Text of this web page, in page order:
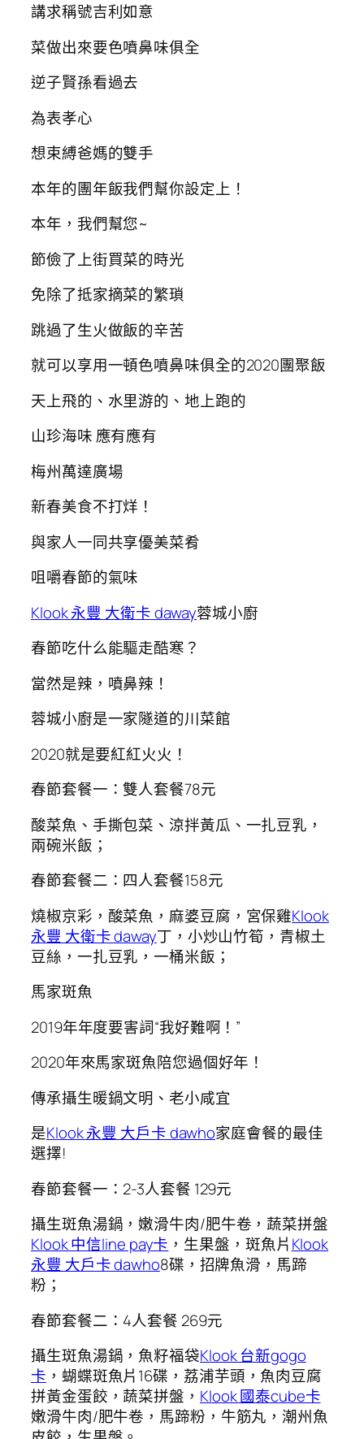
講求稱號吉利如意
菜做出來要色噴鼻味俱全
逆子賢孫看過去
為表孝心
想束縛爸媽的雙手
本年的團年飯我們幫你設定上！
本年，我們幫您~
節儉了上街買菜的時光
免除了抵家摘菜的繁瑣
跳過了生火做飯的辛苦
就可以享用一頓色噴鼻味俱全的2020團聚飯
天上飛的、水里游的、地上跑的
山珍海味 應有應有
梅州萬達廣場
新春美食不打烊！
與家人一同共享優美菜肴
咀嚼春節的氣味
Klook 永豐 大衛卡 daway蓉城小廚
春節吃什么能驅走酷寒？
當然是辣，噴鼻辣！
蓉城小廚是一家隧道的川菜館
2020就是要紅紅火火！
春節套餐一：雙人套餐78元
酸菜魚、手撕包菜、涼拌黃瓜、一扎豆乳，
兩碗米飯；
春節套餐二：四人套餐158元
燒椒京彩，酸菜魚，麻婆豆腐，宮保雞Klook
永豐 大衛卡 daway丁，小炒山竹筍，青椒土
豆絲，一扎豆乳，一桶米飯；
馬家斑魚
2019年年度要害詞“我好難啊！”
2020年來馬家斑魚陪您過個好年！
傳承攝生暖鍋文明、老小咸宜
是Klook 永豐 大戶卡 dawho家庭會餐的最佳
選擇!
春節套餐一：2-3人套餐 129元
攝生斑魚湯鍋，嫩滑牛肉/肥牛卷，蔬菜拼盤
Klook 中信line pay卡 ，生果盤，斑魚片Klook
永豐 大戶卡 dawho8碟，招牌魚滑，馬蹄
粉；
春節套餐二：4人套餐 269元
攝生斑魚湯鍋，魚籽福袋Klook 台新gogo
卡 ，蝴蝶斑魚片16碟，荔浦芋頭，魚肉豆腐
拼黃金蛋餃，蔬菜拼盤， Klook 國泰cube卡
嫩滑牛肉/肥牛卷，馬蹄粉，牛筋丸，潮州魚